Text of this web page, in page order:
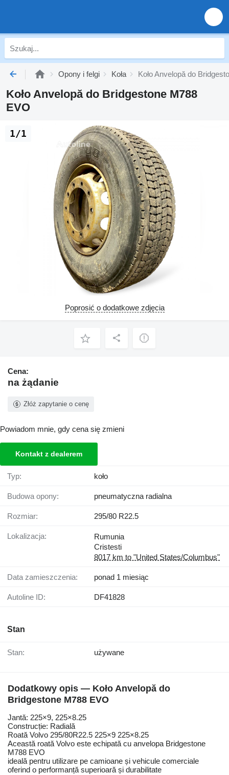
Opony i felgi Koła Koło Anvelopă do
Koło Anvelopă do Bridgestone M788
EVO
1/1
Poprosić o dodatkowe zdjęcia
Cena:
na żądanie
Złóż zapytanie o cenę
Powiadom mnie, gdy cena się zmieni
Kontakt z dealerem
Typ: koło
Budowa opony: pneumatyczna radialna
Rozmiar: 295/80 R22.5
Lokalizacja:
Rumunia
Cristesti
8017 km to "United States/Columbus"
Data zamieszczenia: ponad 1 miesiąc
Autoline ID: DF41828
Stan
Stan: używane
Dodatkowy opis — Koło Anvelopă do
Bridgestone M788 EVO
Jantă: 225×9, 225×8.25
Construcție: Radială
Roată Volvo 295/80R22.5 225×9 225×8.25
Această roată Volvo este echipată cu anvelopa Bridgestone
M788 EVO
ideală pentru utilizare pe camioane și vehicule comerciale
oferind o performanță superioară și durabilitate